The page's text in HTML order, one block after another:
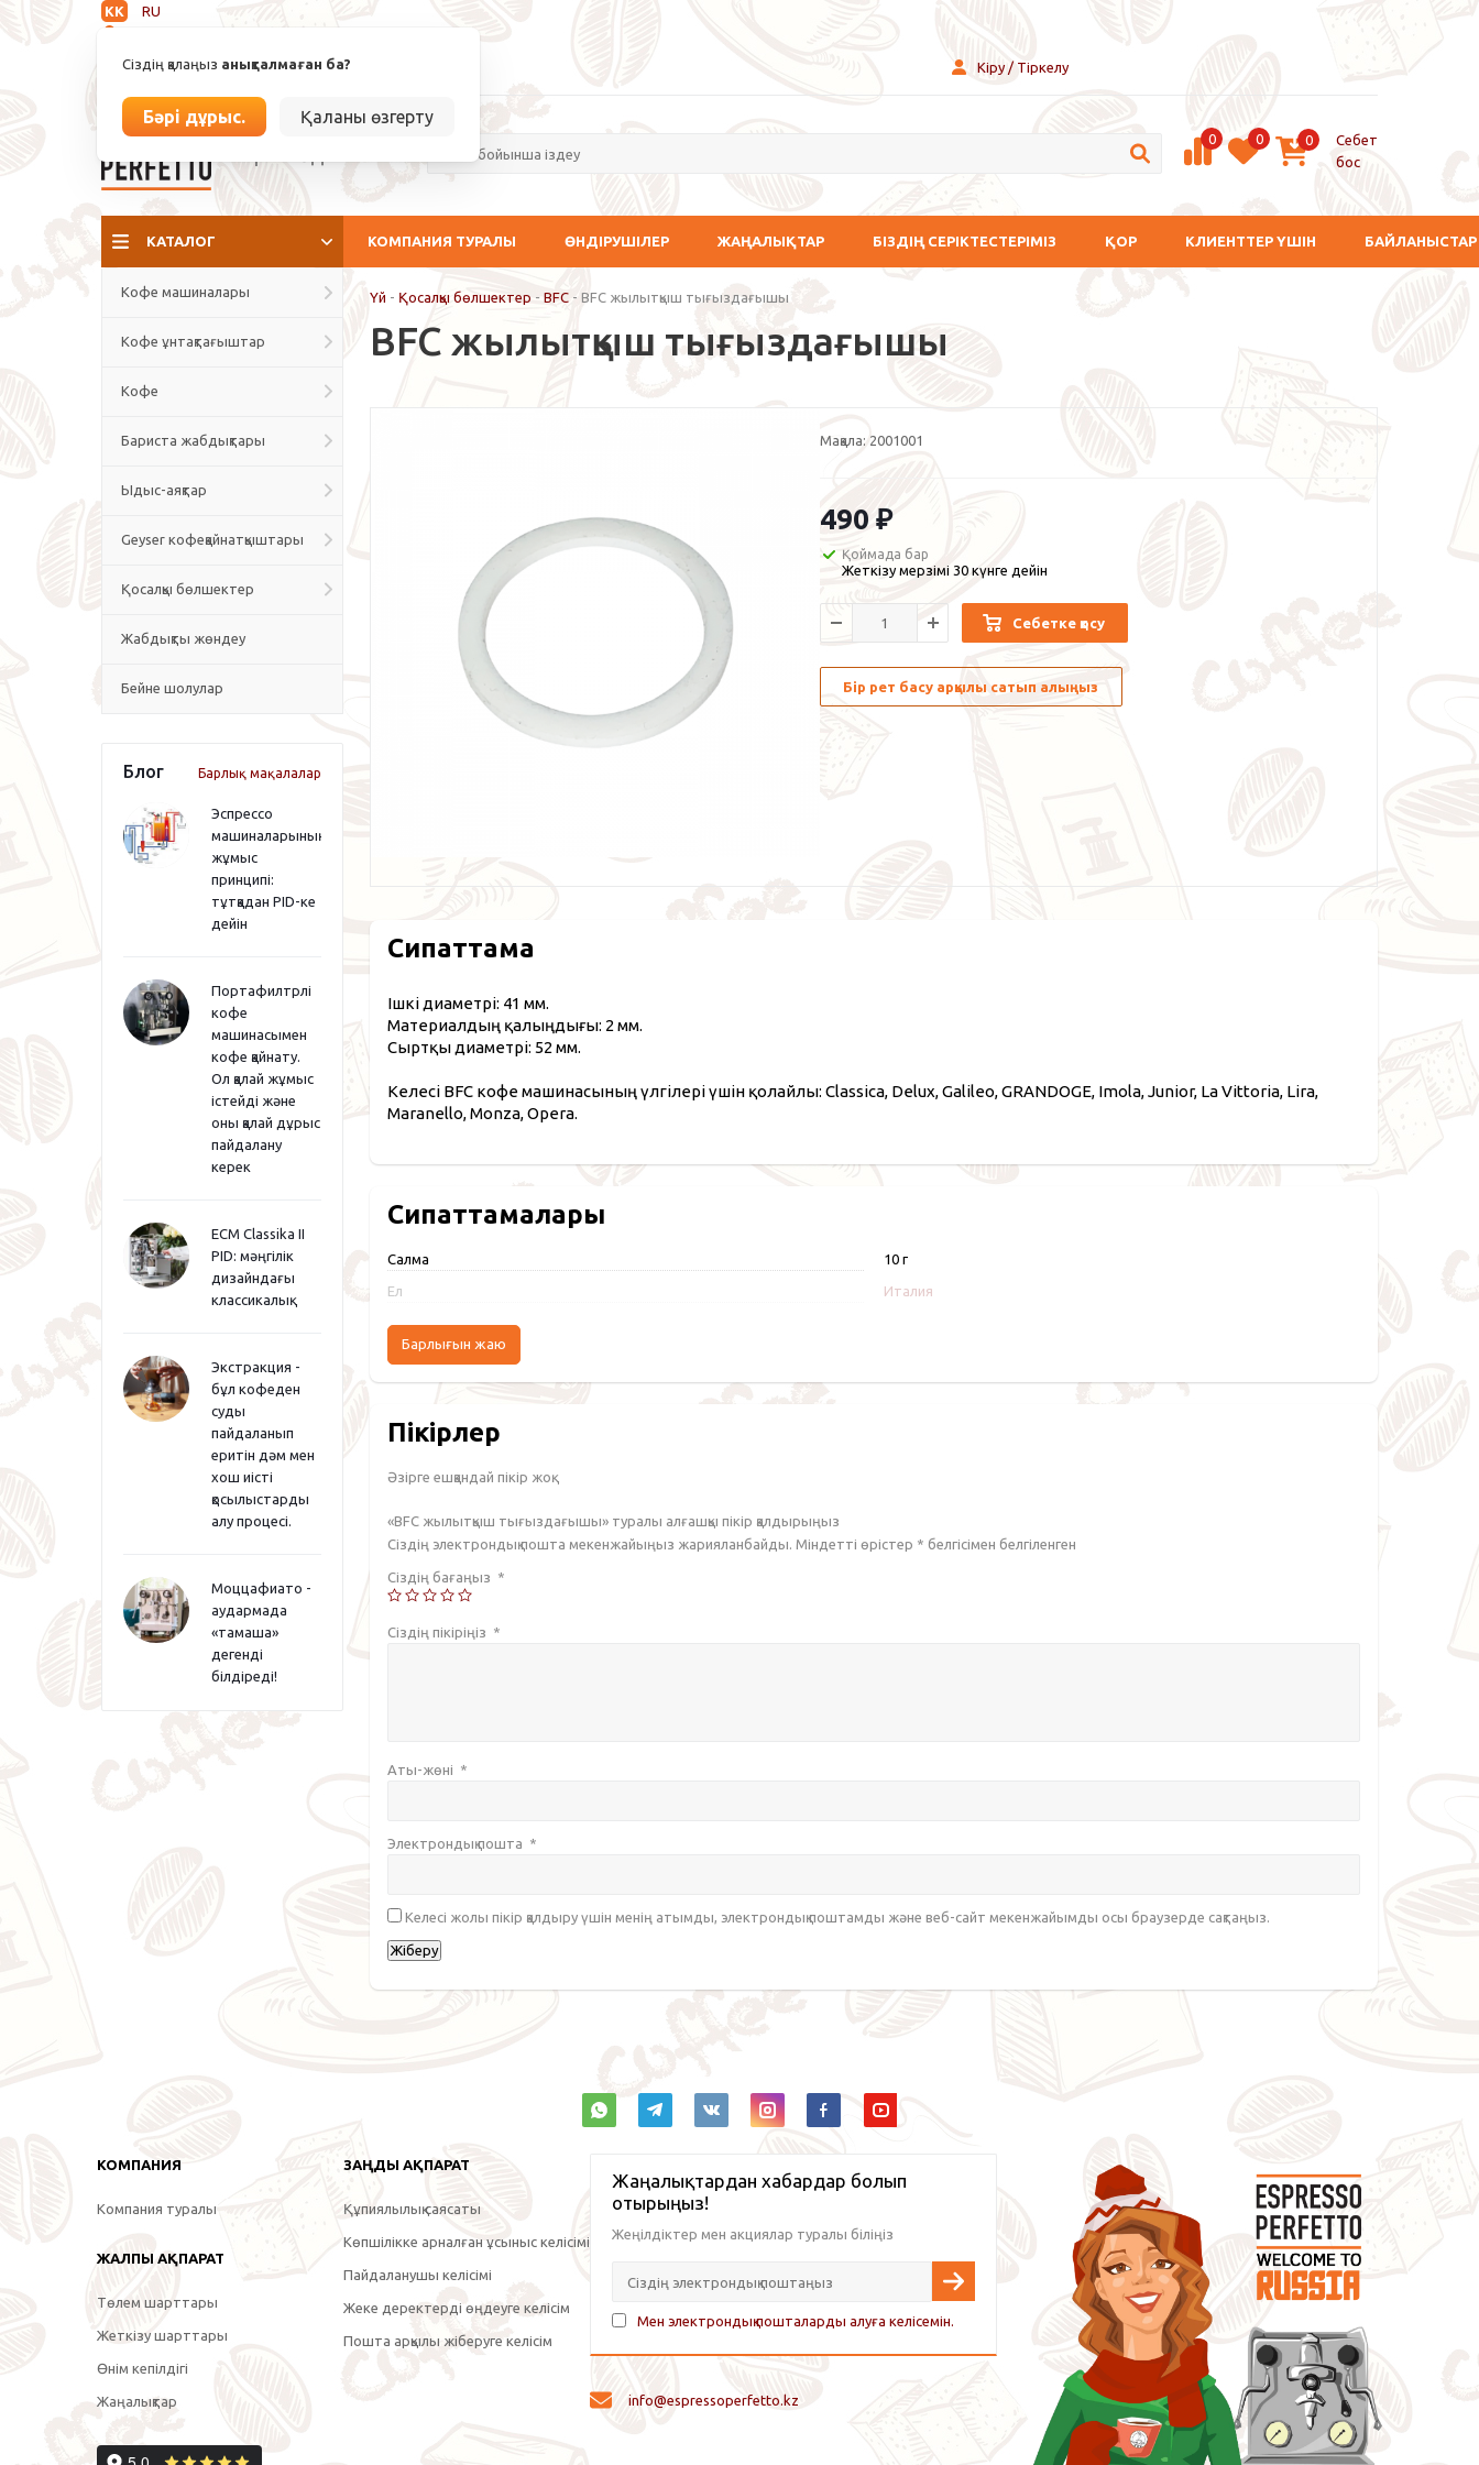
KK
RU
Сіздің қалаңыз анықталмаған ба?
Бәрі дұрыс. Қаланы өзгерту
info@espressoperfetto.kz Кіру / Тіркелу
0 0 0
Себет
бос
КАТАЛОГ КОМПАНИЯ ТУРАЛЫ ӨНДІРУШІЛЕР ЖАҢАЛЫҚТАР БІЗДІҢ СЕРІКТЕСТЕРІМІЗ ҚОР КЛИЕНТТЕР ҮШІН БАЙЛАНЫСТАР
Кофе машиналары
Кофе ұнтақтағыштар
Кофе
Бариста жабдықтары
Ыдыс-аяқтар
Geyser кофеқайнатқыштары
Қосалқы бөлшектер
Жабдықты жөндеу
Бейне шолулар
Блог Барлық мақалалар
Эспрессо
машиналарының
жұмыс
принципі:
тұтқадан PID-ке
дейін
Портафилтрлі
кофе
машинасымен
кофе қайнату.
Ол қалай жұмыс
істейді және
оны қалай дұрыс
пайдалану
керек
ECM Classika II
PID: мәңгілік
дизайндағы
классикалық
Экстракция -
бұл кофеден
суды
пайдаланып
еритін дәм мен
хош иісті
қосылыстарды
алу процесі.
Моццафиато -
аудармада
«тамаша»
дегенді
білдіреді!
Үй - Қосалқы бөлшектер - BFC - BFC жылытқыш тығыздағышы
BFC жылытқыш тығыздағышы
Мақала: 2001001
490 ₽
Қоймада бар
Жеткізу мерзімі 30 күнге дейін
Себетке қосу
Бір рет басу арқылы сатып алыңыз
Сипаттама
Ішкі диаметрі: 41 мм.
Материалдың қалыңдығы: 2 мм.
Сыртқы диаметрі: 52 мм.
Келесі BFC кофе машинасының үлгілері үшін қолайлы: Classica, Delux, Galileo, GRANDOGE, Imola, Junior, La Vittoria, Lira,
Maranello, Monza, Opera.
Сипаттамалары
Салмақ 10 г
Ел Италия
Барлығын жаю
Пікірлер
Әзірге ешқандай пікір жоқ.
«BFC жылытқыш тығыздағышы» туралы алғашқы пікір қалдырыңыз
Сіздің электрондық пошта мекенжайыңыз жарияланбайды. Міндетті өрістер * белгісімен белгіленген
Сіздің бағаңыз *
Сіздің пікіріңіз *
Аты-жөні *
Электрондық пошта *
Келесі жолы пікір қалдыру үшін менің атымды, электрондық поштамды және веб-сайт мекенжайымды осы браузерде сақтаңыз.
КОМПАНИЯ
Компания туралы
ЖАЛПЫ АҚПАРАТ
Төлем шарттары
Жеткізу шарттары
Өнім кепілдігі
Жаңалықтар
ЗАҢДЫ АҚПАРАТ
Құпиялылық саясаты
Көпшілікке арналған ұсыныс келісімі
Пайдаланушы келісімі
Жеке деректерді өңдеуге келісім
Пошта арқылы жіберуге келісім
Жаңалықтардан хабардар болып
отырыңыз!
Жеңілдіктер мен акциялар туралы біліңіз
Мен электрондық пошталарды алуға келісемін.
info@espressoperfetto.kz